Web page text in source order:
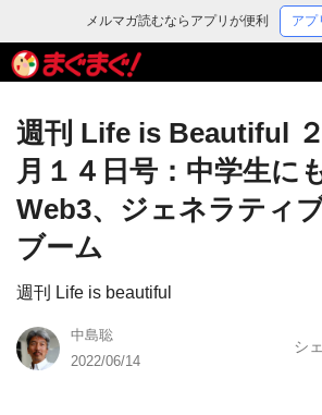
メルマガ読むならアプリが便利 アプ
週刊 Life is Beautiful
月１４日号：中学生に
Web3、ジェネラティ
ブーム
週刊 Life is beautiful
中島聡
2022/06/14
シ